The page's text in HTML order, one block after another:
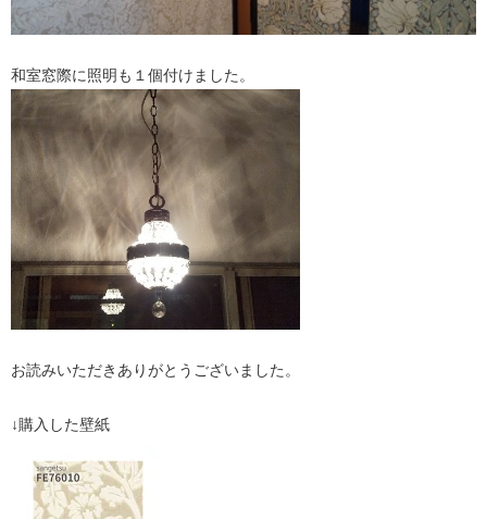
和室窓際に照明も１個付けました。
お読みいただきありがとうございました。
↓購入した壁紙